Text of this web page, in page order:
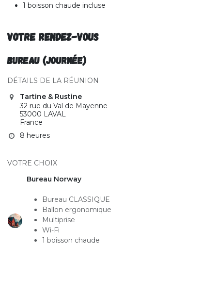
1 boisson chaude incluse
Votre rendez-vous
Bureau (journée)
DÉTAILS DE LA RÉUNION
Tartine & Rustine
32 rue du Val de Mayenne
53000 LAVAL
France
8 heures
VOTRE CHOIX
Bureau Norway
Bureau CLASSIQUE
Ballon ergonomique
Multiprise
Wi-Fi
1 boisson chaude